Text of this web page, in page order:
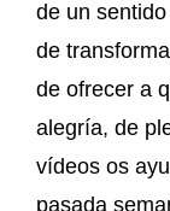
de un
de
de ofrecer a
alegría, de
vídeos os
pasada